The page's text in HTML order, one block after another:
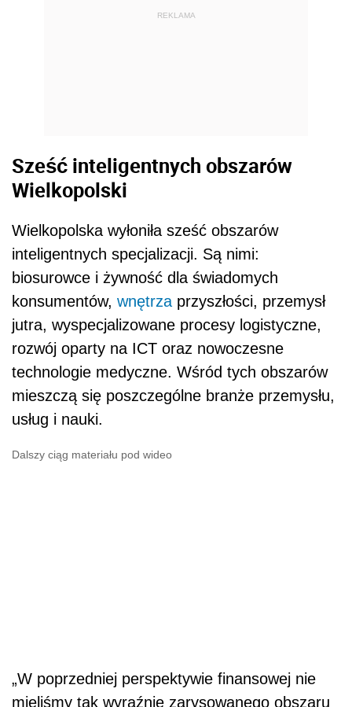
REKLAMA
Sześć inteligentnych obszarów
Wielkopolski
Wielkopolska wyłoniła sześć obszarów
inteligentnych specjalizacji. Są nimi:
biosurowce i żywność dla świadomych
konsumentów, wnętrza przyszłości, przemysł
jutra, wyspecjalizowane procesy logistyczne,
rozwój oparty na ICT oraz nowoczesne
technologie medyczne. Wśród tych obszarów
mieszczą się poszczególne branże przemysłu,
usług i nauki.
Dalszy ciąg materiału pod wideo
„W poprzedniej perspektywie finansowej nie
mieliśmy tak wyraźnie zarysowanego obszaru